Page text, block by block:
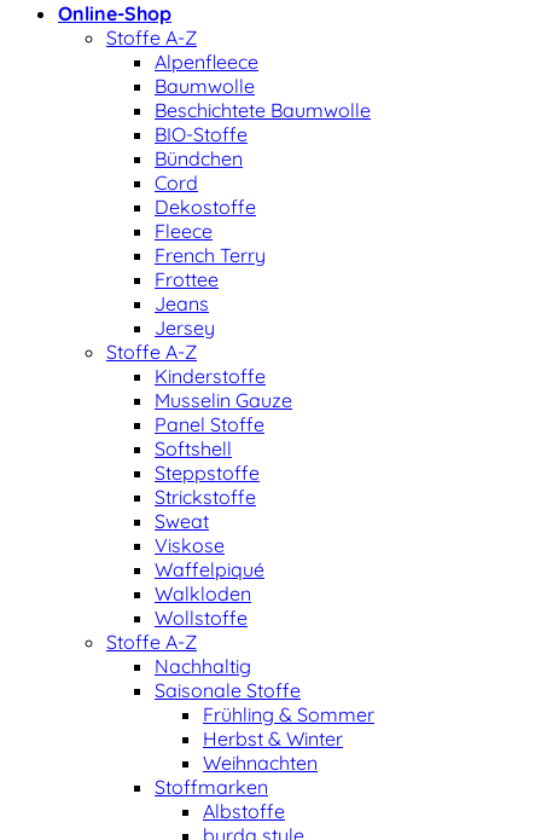
Online-Shop
Stoffe A-Z
Alpenfleece
Baumwolle
Beschichtete Baumwolle
BIO-Stoffe
Bündchen
Cord
Dekostoffe
Fleece
French Terry
Frottee
Jeans
Jersey
Stoffe A-Z
Kinderstoffe
Musselin Gauze
Panel Stoffe
Softshell
Steppstoffe
Strickstoffe
Sweat
Viskose
Waffelpiqué
Walkloden
Wollstoffe
Stoffe A-Z
Nachhaltig
Saisonale Stoffe
Frühling & Sommer
Herbst & Winter
Weihnachten
Stoffmarken
Albstoffe
burda style